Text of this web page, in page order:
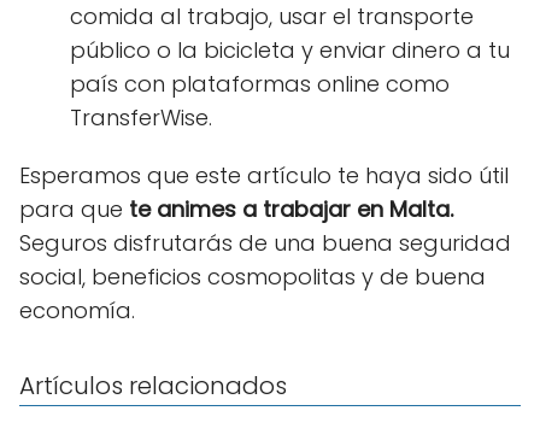
comida al trabajo, usar el transporte
público o la bicicleta y enviar dinero a tu
país con plataformas online como
TransferWise.
Esperamos que este artículo te haya sido útil
para que te animes a trabajar en Malta.
Seguros disfrutarás de una buena seguridad
social, beneficios cosmopolitas y de buena
economía.
Artículos relacionados